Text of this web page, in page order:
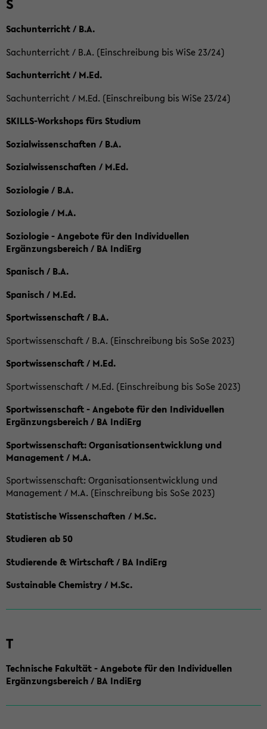
Sachunterricht / B.A.
Sachunterricht / B.A. (Einschreibung bis WiSe 23/24)
Sachunterricht / M.Ed.
Sachunterricht / M.Ed. (Einschreibung bis WiSe 23/24)
SKILLS-Workshops fürs Studium
Sozialwissenschaften / B.A.
Sozialwissenschaften / M.Ed.
Soziologie / B.A.
Soziologie / M.A.
Soziologie - Angebote für den Individuellen
Ergänzungsbereich / BA IndiErg
Spanisch / B.A.
Spanisch / M.Ed.
Sportwissenschaft / B.A.
Sportwissenschaft / B.A. (Einschreibung bis SoSe 2023)
Sportwissenschaft / M.Ed.
Sportwissenschaft / M.Ed. (Einschreibung bis SoSe 2023)
Sportwissenschaft - Angebote für den Individuellen
Ergänzungsbereich / BA IndiErg
Sportwissenschaft: Organisationsentwicklung und
Management / M.A.
Sportwissenschaft: Organisationsentwicklung und
Management / M.A. (Einschreibung bis SoSe 2023)
Statistische Wissenschaften / M.Sc.
Studieren ab 50
Studierende & Wirtschaft / BA IndiErg
Sustainable Chemistry / M.Sc.
T
Technische Fakultät - Angebote für den Individuellen
Ergänzungsbereich / BA IndiErg